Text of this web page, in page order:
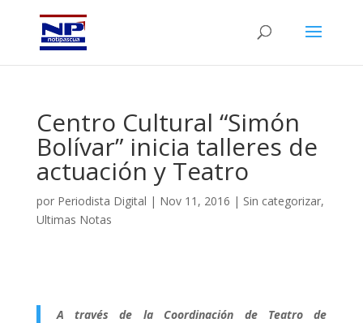
Centro Cultural “Simón
Bolívar” inicia talleres de
actuación y Teatro
por Periodista Digital | Nov 11, 2016 | Sin categorizar,
Ultimas Notas
A través de la Coordinación de Teatro de